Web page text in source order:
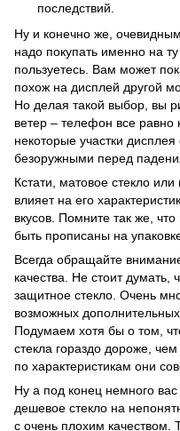
последствий.
Ну и конечно же,
надо покупать именно на
пользуетесь. Вам может
похож на дисплей другой
Но делая такой выбор, вы
ветер – телефон все
некоторые участки
безоружными перед
Кстати, матовое стекло
влияет на его
вкусов. Помните так же,
быть прописаны на
Всегда обращайте
качества. Не стоит
защитное стекло. Очень
возможных дополнительных
Подумаем хотя бы о том,
стекла гораздо дороже,
по характеристикам они
Ну а под конец немного
дешевое стекло на
с очень плохим качеством.